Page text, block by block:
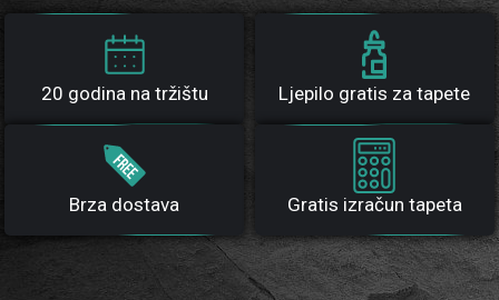
20 godina na tržištu Ljepilo gratis za tapete
Brza dostava Gratis izračun tapeta